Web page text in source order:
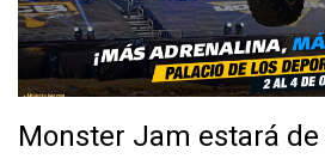
Monster Jam estará